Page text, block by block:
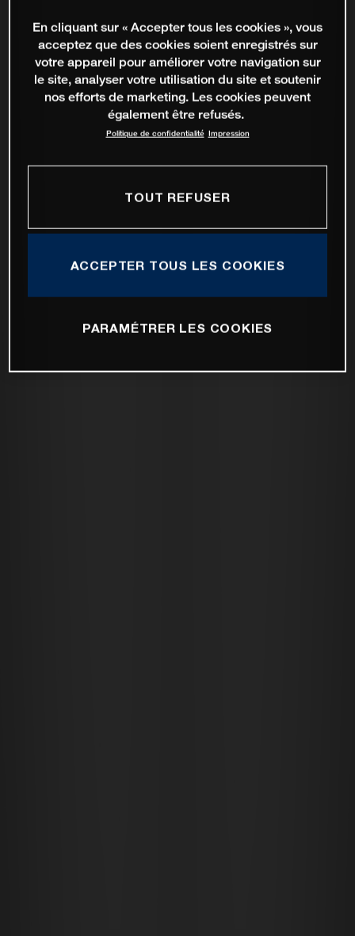
En cliquant sur « Accepter tous les cookies », vous
acceptez que des cookies soient enregistrés sur
votre appareil pour améliorer votre navigation sur
le site, analyser votre utilisation du site et soutenir
nos efforts de marketing. Les cookies peuvent
également être refusés.
Politique de confidentialité Impression
TOUT REFUSER
ACCEPTER TOUS LES COOKIES
PARAMÉTRER LES COOKIES